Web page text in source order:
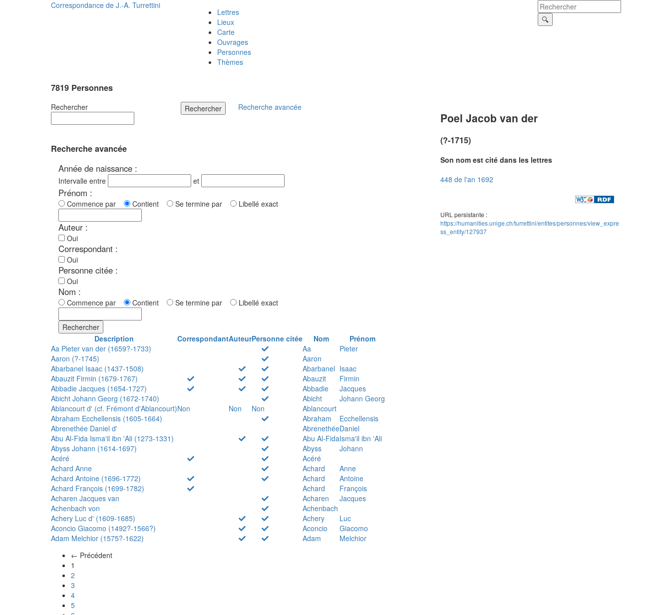
Correspondance de J.-A. Turrettini
Lettres
Lieux
Carte
Ouvrages
Personnes
Thèmes
7819 Personnes
Rechercher Rechercher Recherche avancée
Recherche avancée
Année de naissance :
Intervalle entre et
Prénom :
Commence par Contient Se termine par Libellé exact
Auteur :
Oui
Correspondant :
Oui
Personne citée :
Oui
Nom :
Commence par Contient Se termine par Libellé exact
Rechercher
Description
CorrespondantAuteurPersonne citée Nom
Prénom
Aa Pieter van der (1659?-1733)
Aa
Pieter
Aaron (?-1745)
Aaron
Abarbanel Isaac (1437-1508)
Abarbanel Isaac
Abauzit Firmin (1679-1767)
Abauzit
Firmin
Abbadie Jacques (1654-1727)
Abbadie
Jacques
Abicht Johann Georg (1672-1740)
Abicht
Johann Georg
Ablancourt d' (cf. Frémont d'Ablancourt)Non Non Non
Ablancourt
Abraham Ecchellensis (1605-1664)
Abraham
Ecchellensis
Abrenethée Daniel d'
AbrenethéeDaniel
Abu Al-Fida Isma'il ibn 'Ali (1273-1331)
Abu Al-FidaIsma'il ibn 'Ali
Abyss Johann (1614-1697)
Abyss
Johann
Acéré
Acéré
Achard Anne
Achard
Anne
Achard Antoine (1696-1772)
Achard
Antoine
Achard François (1699-1782)
Achard
François
Acharen Jacques van
Acharen
Jacques
Achenbach von
Achenbach
Achery Luc d' (1609-1685)
Achery
Luc
Aconcio Giacomo (1492?-1566?)
Aconcio
Giacomo
Adam Melchior (1575?-1622)
Adam
Melchior
← Précédent
1
2
3
4
5
Poel Jacob van der
(?-1715)
Son nom est cité dans les lettres
448 de l'an 1692
URL persistante :
https://humanities.unige.ch/turrettini/entites/personnes/view_expre
ss_entity/127937